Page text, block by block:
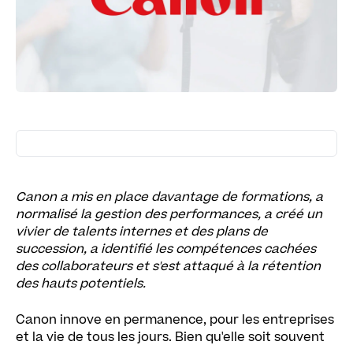
Canon a mis en place davantage de formations, a
normalisé la gestion des performances, a créé un
vivier de talents internes et des plans de
succession, a identifié les compétences cachées
des collaborateurs et s'est attaqué à la rétention
des hauts potentiels.
Canon innove en permanence, pour les entreprises
et la vie de tous les jours. Bien qu'elle soit souvent